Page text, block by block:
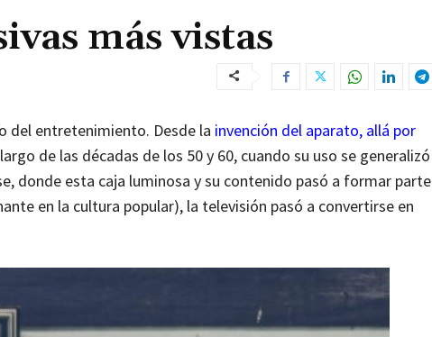
más vistas
del entretenimiento. Desde la invención del aparato, allá por
de las décadas de los 50 y 60, cuando su uso se generalizó
donde esta caja luminosa y su contenido pasó a formar parte
en la cultura popular), la televisión pasó a convertirse en